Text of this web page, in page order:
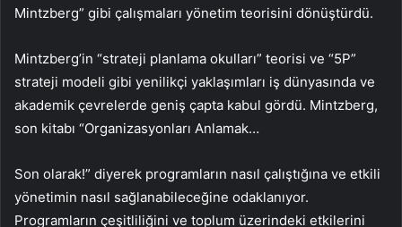
Mintzberg” gibi çalışmaları yönetim teorisini dönüştürdü.
Mintzberg’in “strateji planlama okulları” teorisi ve “5P”
strateji modeli gibi yenilikçi yaklaşımları iş dünyasında ve
akademik çevrelerde geniş çapta kabul gördü. Mintzberg,
son kitabı “Organizasyonları Anlamak…
Son olarak!” diyerek programların nasıl çalıştığına ve etkili
yönetimin nasıl sağlanabileceğine odaklanıyor.
Programların çeşitliliğini ve toplum üzerindeki etkilerini